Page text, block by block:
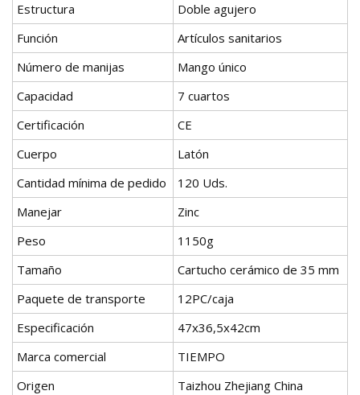
Estructura
Doble agujero
Función
Artículos sanitarios
Número de manijas
Mango único
Capacidad
7 cuartos
Certificación
CE
Cuerpo
Latón
Cantidad mínima de pedido
120 Uds.
Manejar
Zinc
Peso
1150g
Tamaño
Cartucho cerámico de 35 mm
Paquete de transporte
12PC/caja
Especificación
47x36,5x42cm
Marca comercial
TIEMPO
Origen
Taizhou Zhejiang China